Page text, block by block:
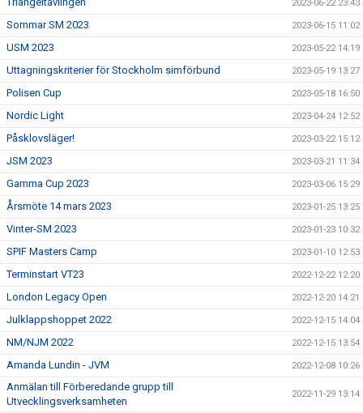
2023-06-22 23:43
Sommar SM 2023 2023-06-15 11:02
USM 2023 2023-05-22 14:19
Uttagningskriterier för Stockholm simförbund 2023-05-19 13:27
Polisen Cup 2023-05-18 16:50
Nordic Light 2023-04-24 12:52
Påsklovsläger! 2023-03-22 15:12
JSM 2023 2023-03-21 11:34
Gamma Cup 2023 2023-03-06 15:29
Årsmöte 14 mars 2023 2023-01-25 13:25
Vinter-SM 2023 2023-01-23 10:32
SPIF Masters Camp 2023-01-10 12:53
Terminstart VT23 2022-12-22 12:20
London Legacy Open 2022-12-20 14:21
Julklappshoppet 2022 2022-12-15 14:04
NM/NJM 2022 2022-12-15 13:54
Amanda Lundin - JVM 2022-12-08 10:26
Anmälan till Förberedande grupp till
Utvecklingsverksamheten
2022-11-29 13:14